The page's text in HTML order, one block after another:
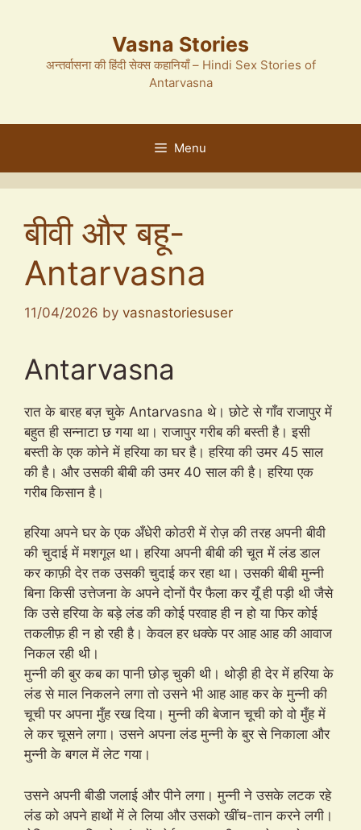
Vasna Stories
अन्तर्वासना की हिंदी सेक्स कहानियाँ – Hindi Sex Stories of
Antarvasna
Menu
बीवी और बहू-
Antarvasna
11/04/2026 by vasnastoriesuser
Antarvasna
रात के बारह बज़ चुके Antarvasna थे। छोटे से गाँव राजापुर में
बहुत ही सन्नाटा छ गया था। राजापुर गरीब की बस्ती है। इसी
बस्ती के एक कोने में हरिया का घर है। हरिया की उमर 45 साल
की है। और उसकी बीबी की उमर 40 साल की है। हरिया एक
गरीब किसान है।
हरिया अपने घर के एक अँधेरी कोठरी में रोज़ की तरह अपनी बीवी
की चुदाई में मशगूल था। हरिया अपनी बीबी की चूत में लंड डाल
कर काफ़ी देर तक उसकी चुदाई कर रहा था। उसकी बीबी मुन्नी
बिना किसी उत्तेजना के अपने दोनों पैर फैला कर यूँ ही पड़ी थी जैसे
कि उसे हरिया के बड़े लंड की कोई परवाह ही न हो या फिर कोई
तकलीफ़ ही न हो रही है। केवल हर धक्के पर आह आह की आवाज
निकल रही थी।
मुन्नी की बुर कब का पानी छोड़ चुकी थी। थोड़ी ही देर में हरिया के
लंड से माल निकलने लगा तो उसने भी आह आह कर के मुन्नी की
चूची पर अपना मुँह रख दिया। मुन्नी की बेजान चूची को वो मुँह में
ले कर चूसने लगा। उसने अपना लंड मुन्नी के बुर से निकाला और
मुन्नी के बगल में लेट गया।
उसने अपनी बीडी जलाई और पीने लगा। मुन्नी ने उसके लटक रहे
लंड को अपने हाथों में ले लिया और उसको खींच-तान करने लगी।